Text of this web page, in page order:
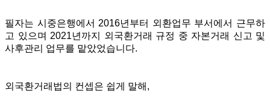
필자는 시중은행에서 2016년부터 외환업무 부서에서 근무하
고 있으며 2021년까지 외국환거래 규정 중 자본거래 신고 및
사후관리 업무를 맡았었습니다.
외국환거래법의 컨셉은 쉽게 말해,